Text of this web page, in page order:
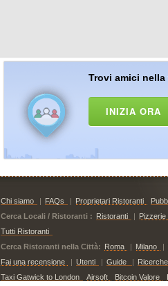
Trovi amici
INIZIA ORA
Chi siamo | FAQs | Proprietari Ristoranti
Cerca Locali / Ristoranti : Ristoranti | Pizzerie
Tutti Ristoranti
Cerca Ristoranti nella Città: Roma | Milano |
Fai una recensione
| Utenti | Guide |
Taxi Gatwick to London
Airsoft Bitcoin Valore